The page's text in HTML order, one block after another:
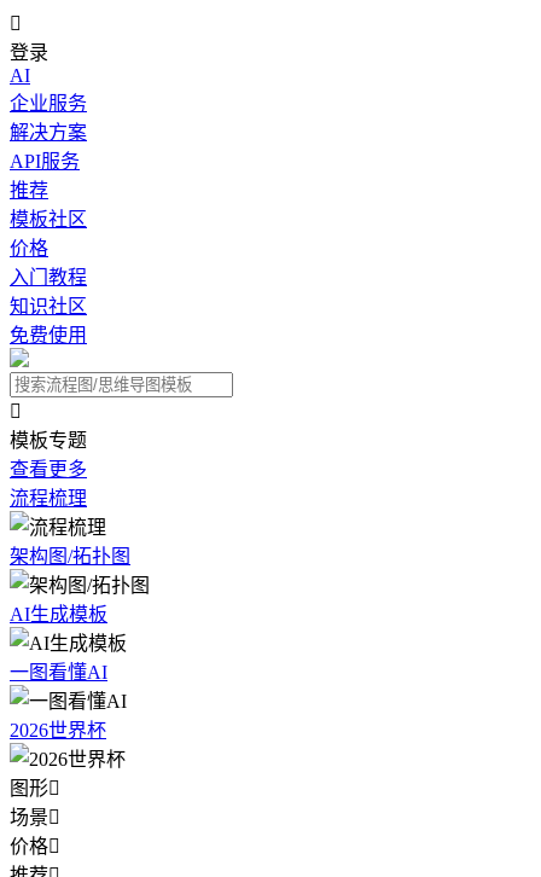

登录
AI
企业服务
解决方案
API服务
推荐
模板社区
价格
入门教程
知识社区
免费使用

模板专题
查看更多
流程梳理
架构图/拓扑图
AI生成模板
一图看懂AI
2026世界杯
图形
场景
价格